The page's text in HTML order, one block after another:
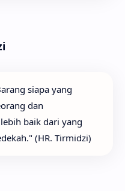
siapa yang
dan
baik dari yang
(HR. Tirmidzi)